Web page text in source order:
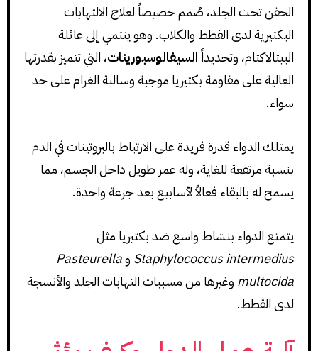
الحقن تحت الجلد، صُمم خصيصاً لعلاج الالتهابات
البكتيرية لدى القطط والكلاب. وهو ينتمي إلى عائلة
البيتالاكتام، وتحديداًالسيفالوسبورينات، التي تتميز بقدرتها
العالية على مقاومة بكتيريا موجبة وسالبة الغرام على حد
سواء.
يمتلك الدواء قدرة فريدة على الارتباط بالبروتينات في الدم
بنسبة مرتفعة للغاية، وله عمر طويل داخل الجسم، مما
يسمح له بالبقاء فعالاً لأسابيع بعد جرعة واحدة.
يتمتع الدواء بنشاط واسع ضد بكتيريا مثل
Staphylococcus intermedius وPasteurella
multocida وغيرها من مسببات التهابات الجلد والأنسجة
لدى القطط.